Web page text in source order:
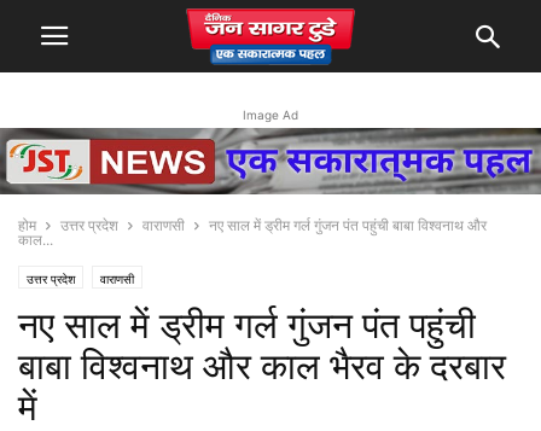
Image Ad
होम उत्तर प्रदेश वाराणसी
नए साल में ड्रीम गर्ल गुंजन पंत पहुंची बाबा विश्वनाथ और
काल...
उत्तर प्रदेश वाराणसी
नए साल में ड्रीम गर्ल गुंजन पंत पहुंची
बाबा विश्वनाथ और काल भैरव के दरबार
में